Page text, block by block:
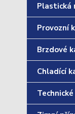
Plastická
Provozní
Brzdové
Chladící